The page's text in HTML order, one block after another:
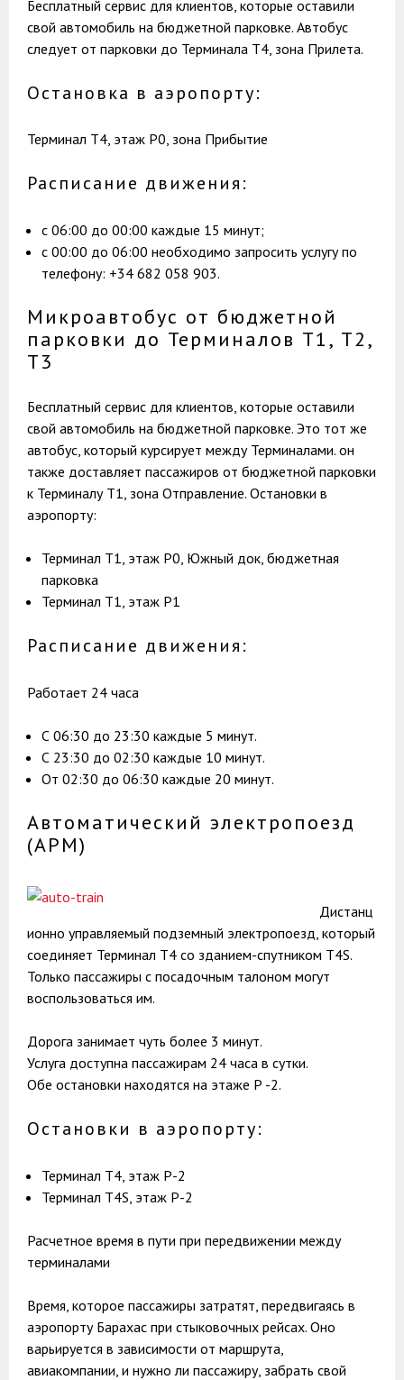
Бесплатный сервис для клиентов, которые оставили
свой автомобиль на бюджетной парковке. Автобус
следует от парковки до Терминала T4, зона Прилета.
Остановка в аэропорту:
Терминал T4, этаж Р0, зона Прибытие
Расписание движения:
с 06:00 до 00:00 каждые 15 минут;
с 00:00 до 06:00 необходимо запросить услугу по
телефону: +34 682 058 903.
Микроавтобус от бюджетной
парковки до Терминалов Т1, Т2,
Т3
Бесплатный сервис для клиентов, которые оставили
свой автомобиль на бюджетной парковке. Это тот же
автобус, который курсирует между Терминалами. он
также доставляет пассажиров от бюджетной парковки
к Терминалу Т1, зона Отправление. Остановки в
аэропорту:
Терминал Т1, этаж Р0, Южный док, бюджетная
парковка
Терминал Т1, этаж Р1
Расписание движения:
Работает 24 часа
С 06:30 до 23:30 каждые 5 минут.
С 23:30 до 02:30 каждые 10 минут.
От 02:30 до 06:30 каждые 20 минут.
Автоматический электропоезд
(АРМ)
Дистанц
ионно управляемый подземный электропоезд, который
соединяет Терминал T4 со зданием-спутником Т4S.
Только пассажиры с посадочным талоном могут
воспользоваться им.
Дорога занимает чуть более 3 минут.
Услуга доступна пассажирам 24 часа в сутки.
Обе остановки находятся на этаже Р -2.
Остановки в аэропорту:
Терминал Т4, этаж Р-2
Терминал Т4S, этаж Р-2
Расчетное время в пути при передвижении между
терминалами
Время, которое пассажиры затратят, передвигаясь в
аэропорту Барахас при стыковочных рейсах. Оно
варьируется в зависимости от маршрута,
авиакомпании, и нужно ли пассажиру, забрать свой